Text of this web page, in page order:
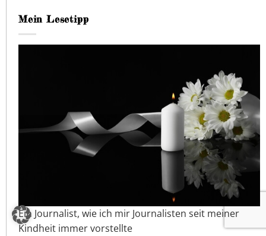
Mein Lesetipp
Ein Journalist, wie ich mir Journalisten seit meiner
Kindheit immer vorstellte